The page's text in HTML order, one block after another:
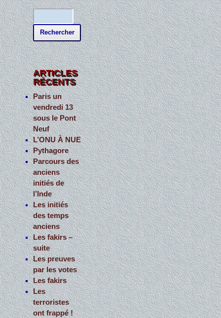
e
c
h
e
r
c
h
e
r
:
ARTICLES
RÉCENTS
Paris un
vendredi 13
sous le Pont
Neuf
L’ONU À NUE
Pythagore
Parcours des
anciens
initiés de
l’Inde
Les initiés
des temps
anciens
Les fakirs –
suite
Les preuves
par les votes
Les fakirs
Les
terroristes
ont frappé !